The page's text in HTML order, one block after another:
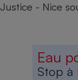
Justice - Nice
Eau
Stop à